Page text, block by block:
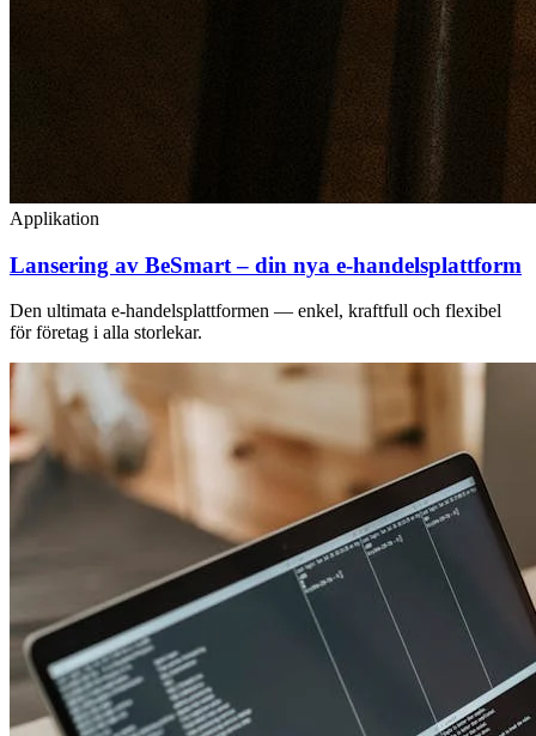
Applikation
Lansering av BeSmart – din nya e-handelsplattform
Den ultimata e-handelsplattformen — enkel, kraftfull och flexibel
för företag i alla storlekar.